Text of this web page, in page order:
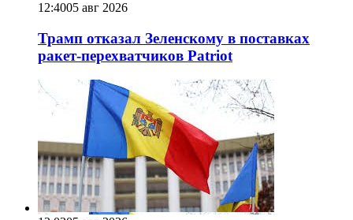
12:4005 авг 2026
Трамп отказал Зеленскому в поставках
ракет-перехватчиков Patriot